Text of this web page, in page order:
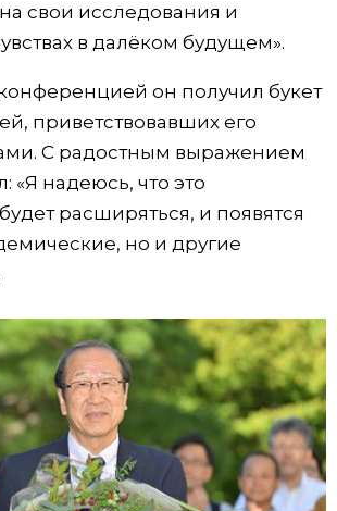
свои исследования и
в далёком будущем».
он получил букет
приветствовавших его
С радостным выражением
«Я надеюсь, что это
расширяться, и появятся
но и другие